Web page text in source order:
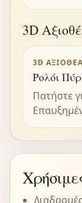
3D
3D
Ρολόι
Πατήστε